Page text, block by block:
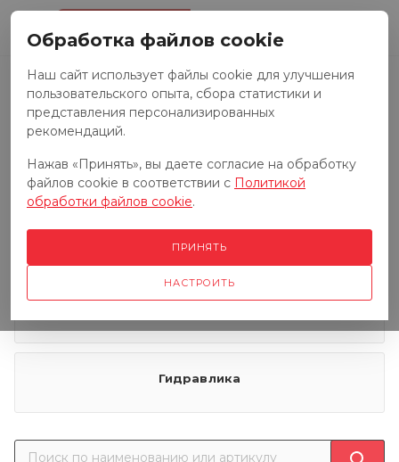
Запчасти к тракторам
Запчасти к грузовым автомобилям
Гидравлика
Обработка файлов cookie
Наш сайт использует файлы cookie для улучшения
пользовательского опыта, сбора статистики и
представления персонализированных
рекомендаций.
Нажав «Принять», вы даете согласие на обработку
файлов cookie в соответствии с Политикой
обработки файлов cookie.
НАСТРОИТЬ
ПРИНЯТЬ